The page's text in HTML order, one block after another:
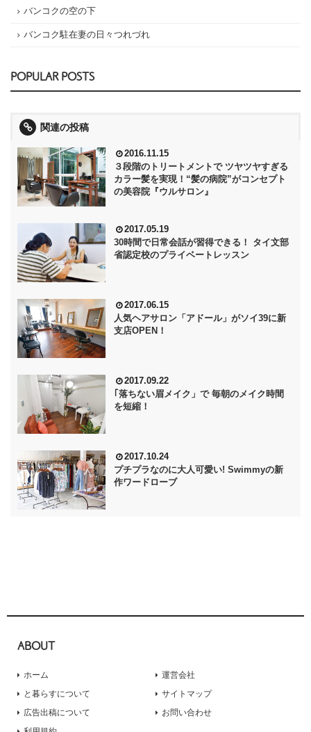
バンコクの空の下
バンコク駐在妻の日々つれづれ
POPULAR POSTS
関連の投稿
2016.11.15
３段階のトリートメントで ツヤツヤすぎる
カラー髪を実現！“髪の病院”がコンセプト
の美容院『ウルサロン』
2017.05.19
30時間で日常会話が習得できる！ タイ文部
省認定校のプライベートレッスン
2017.06.15
人気ヘアサロン「アドール」がソイ39に新
支店OPEN！
2017.09.22
｢落ちない眉メイク」で 毎朝のメイク時間
を短縮！
2017.10.24
プチプラなのに大人可愛い! Swimmyの新
作ワードローブ
ABOUT
ホーム
と暮らすについて
広告出稿について
運営会社
サイトマップ
お問い合わせ